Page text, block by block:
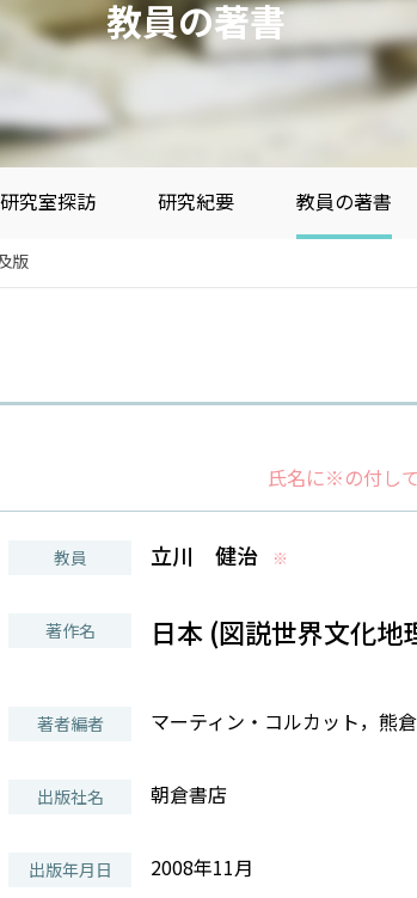
教員の著書
研究室探訪 研究紀要 教員の著書
版
氏名に※の付し
教員 立川 健治 ※
著作名 日本 (図説世界文化
著者編者 マーティン・コルカット，熊
出版社名 朝倉書店
出版年月日 2008年11月